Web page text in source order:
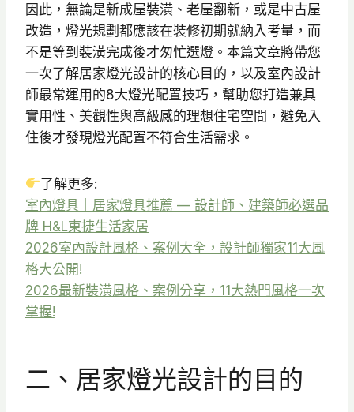
因此，無論是新成屋裝潢、老屋翻新，或是中古屋
改造，燈光規劃都應該在裝修初期就納入考量，而
不是等到裝潢完成後才匆忙選燈。本篇文章將帶您
一次了解居家燈光設計的核心目的，以及室內設計
師最常運用的8大燈光配置技巧，幫助您打造兼具
實用性、美觀性與高級感的理想住宅空間，避免入
住後才發現燈光配置不符合生活需求。
了解更多:
室內燈具｜居家燈具推薦 — 設計師、建築師必選品
牌 H&L東捷生活家居
2026室內設計風格、案例大全，設計師獨家11大風
格大公開!
2026最新裝潢風格、案例分享，11大熱門風格一次
掌握!
二、居家燈光設計的目的